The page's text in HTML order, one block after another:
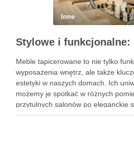
Inne
Meble tapicerowane to nie tylko
wyposażenia wnętrz, ale także
estetyki w naszych domach. Ich
możemy je spotkać w różnych
przytulnych salonów po eleganckie
tkanin, skóry lub innych materiałów,